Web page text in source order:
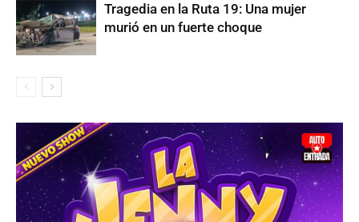
Tragedia en la Ruta 19: Una mujer
murió en un fuerte choque